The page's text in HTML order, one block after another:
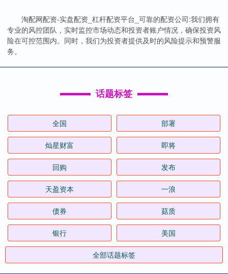
淘配网配资-实盘配资_杠杆配资平台_可靠的配资公司:我们拥有
专业的风控团队，实时监控市场动态和投资者账户情况，确保投资风
险在可控范围内。同时，我们为投资者提供及时的风险提示和预警服
务。
话题标签
全国 部署
灿星财富 即将
回购 发布
天盈资本 一浪
债券 菇质
银行 美国
全部话题标签